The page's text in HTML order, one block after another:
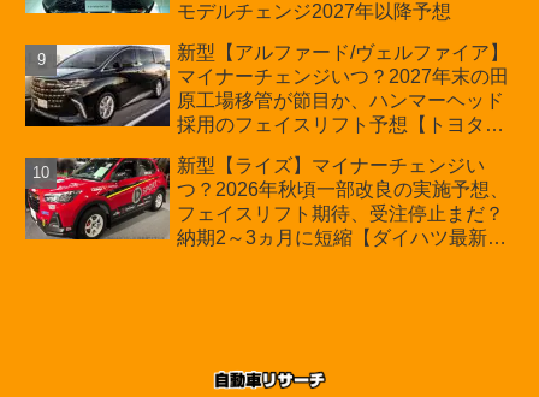
モデルチェンジ2027年以降予想
新型【アルファード/ヴェルファイア】
マイナーチェンジいつ？2027年末の田
原工場移管が節目か、ハンマーヘッド
採用のフェイスリフト予想【トヨタ最
費税込価格559万9000円から
新型【ライズ】マイナーチェンジい
つ？2026年秋頃一部改良の実施予想、
フェイスリフト期待、受注停止まだ？
納期2～3ヵ月に短縮【ダイハツ最新情